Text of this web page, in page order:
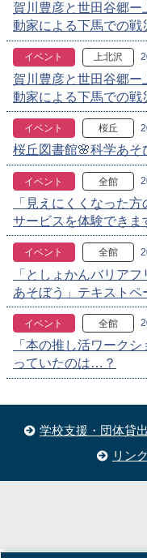
賀川豊彦と世田谷郷
動家による下馬での戦
イベント 上北沢
賀川豊彦と世田谷郷
動家による下馬での戦
イベント 桜丘
桜丘図書館🌸科学あそ
イベント 全館
「見えにくくなった
サービスを体験できま
イベント 全館
「としょかんバリア
あそぼう」テキストペ
イベント 全館
「本の推し活ワーク
っていたのは…？
学校支援・団体貸出
リン